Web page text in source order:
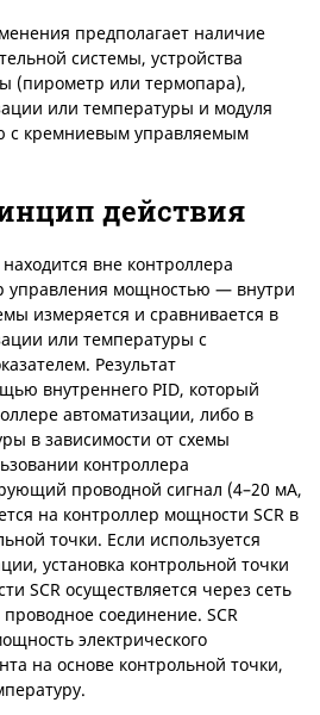
предполагает наличие
системы, устройства
(пирометр или термопара),
или температуры и модуля
с кремниевым управляемым
действия
вне контроллера
управления мощностью — внутри
измеряется и сравнивается в
или температуры с
Результат
внутреннего PID, который
автоматизации, либо в
в зависимости от схемы
контроллера
проводной сигнал (4–20 мА,
на контроллер мощности SCR в
точки. Если используется
установка контрольной точки
SCR осуществляется через сеть
соединение. SCR
электрического
на основе контрольной точки,